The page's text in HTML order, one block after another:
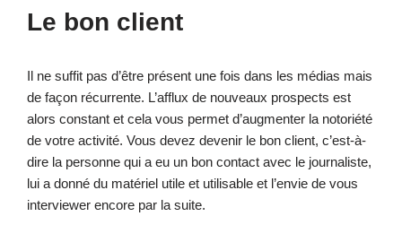
Le bon client
Il ne suffit pas d’être présent une fois dans les médias mais
de façon récurrente. L’afflux de nouveaux prospects est
alors constant et cela vous permet d’augmenter la notoriété
de votre activité. Vous devez devenir le bon client, c’est-à-
dire la personne qui a eu un bon contact avec le journaliste,
lui a donné du matériel utile et utilisable et l’envie de vous
interviewer encore par la suite.